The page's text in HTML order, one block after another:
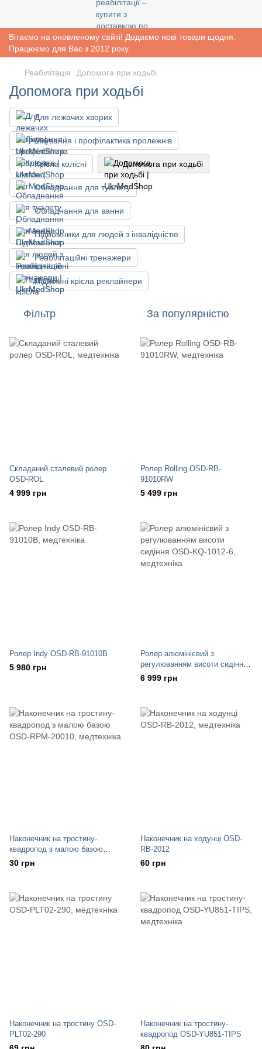
Вітаємо на оновленому сайті! Додаємо нові товари щодня.
Працюємо для Вас з 2012 року.
Реабiлiтацiя Допомога при ходьбі
Допомога при ходьбі
Для лежачих хворих
Лікування і профілактика пролежнів
Крісла колісні Допомога при ходьбі
Обладнання для туалету
Обладнання для ванни
Підйомники для людей з інвалідністю
Реабілітаційні тренажери
Підйомні крісла реклайнери
Фільтр За популярністю
Складаний сталевий ролер
OSD-ROL
4 999 грн
Ролер Rolling OSD-RB-
91010RW
5 499 грн
Ролер Indy OSD-RB-91010B
5 980 грн
Ролер алюмінієвий з
регулюванням висоти сидіння
OSD-KQ-1012-6
6 999 грн
Наконечник на тростину-
квадропод з малою базою
OSD-RPM-20010
30 грн
Наконечник на ходунці OSD-
RB-2012
60 грн
Наконечник на тростину OSD-
PLT02-290
Наконечник на тростину-
квадропод OSD-YU851-TIPS